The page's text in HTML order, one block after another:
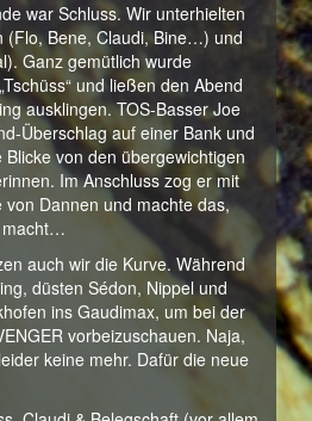
war Schluss. Wir unterhielten
(Flo, Bene, Claudi, Bine…) und
Ganz gemütlich wurde
und ließen den Abend
ausklingen. TOS-Basser Joe
Überschlag auf einer Bank und
von den übergewichtigen
Im Anschluss zog er mit
Dannen und machte das,
macht…
auch wir die Kurve. Während
düsten Sédon, Nippel und
ins Gaudimax, um bei der
vorbeizuschauen. Naja,
keine mehr. Dafür die neue